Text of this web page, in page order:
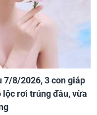
7/8/2026, 3 con giáp
lộc rơi trúng đầu, vừa